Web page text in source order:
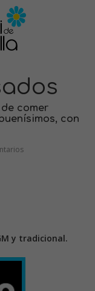
comer
con
y tradicional.